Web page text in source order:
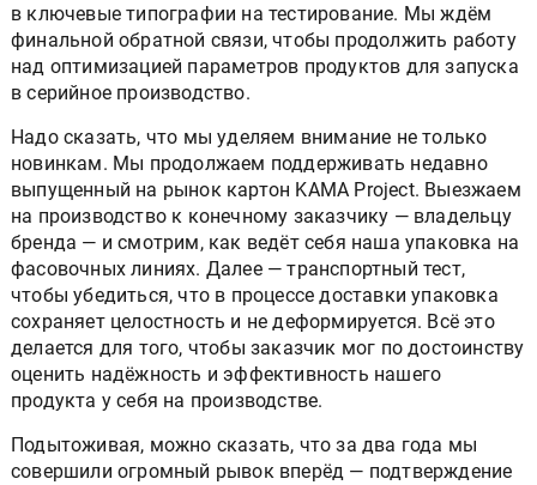
в ключевые типографии на тестирование. Мы ждём
финальной обратной связи, чтобы продолжить работу
над оптимизацией параметров продуктов для запуска
в серийное производство.
Надо сказать, что мы уделяем внимание не только
новинкам. Мы продолжаем поддерживать недавно
выпущенный на рынок картон KAMA Project. Выезжаем
на производство к конечному заказчику — владельцу
бренда — и смотрим, как ведёт себя наша упаковка на
фасовочных линиях. Далее — транспортный тест,
чтобы убедиться, что в процессе доставки упаковка
сохраняет целостность и не деформируется. Всё это
делается для того, чтобы заказчик мог по достоинству
оценить надёжность и эффективность нашего
продукта у себя на производстве.
Подытоживая, можно сказать, что за два года мы
совершили огромный рывок вперёд — подтверждение